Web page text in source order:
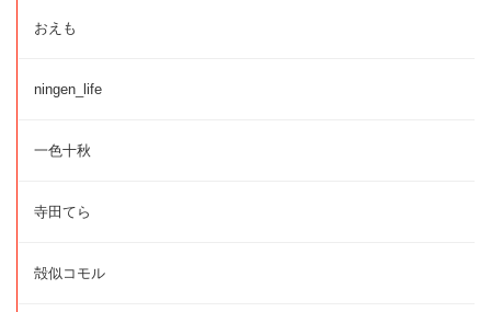
おえも
ningen_life
一色十秋
寺田てら
殻似コモル